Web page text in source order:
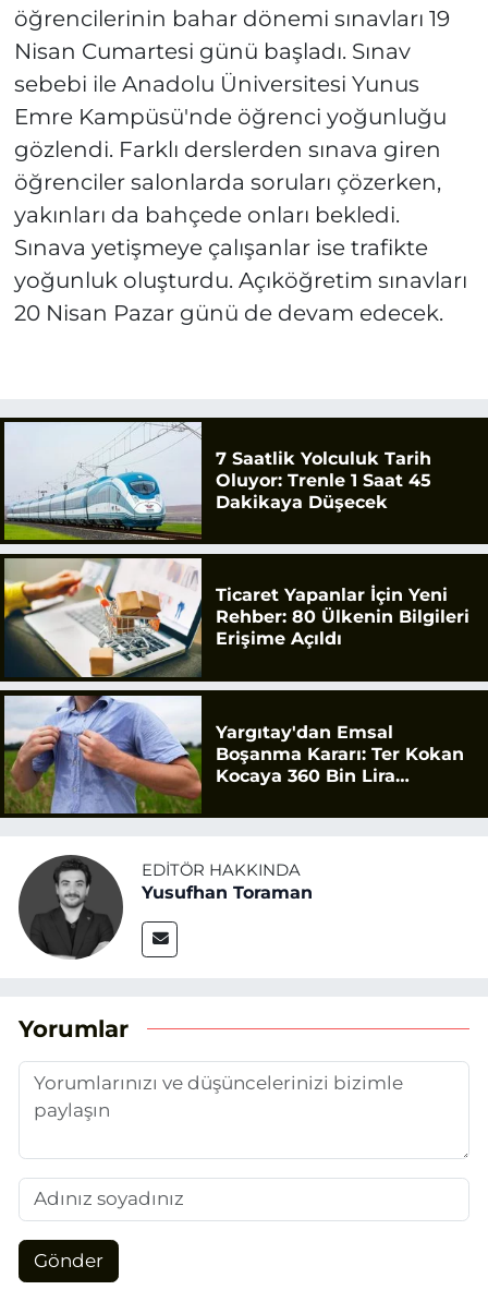
öğrencilerinin bahar dönemi sınavları 19
Nisan Cumartesi günü başladı. Sınav
sebebi ile Anadolu Üniversitesi Yunus
Emre Kampüsü'nde öğrenci yoğunluğu
gözlendi. Farklı derslerden sınava giren
öğrenciler salonlarda soruları çözerken,
yakınları da bahçede onları bekledi.
Sınava yetişmeye çalışanlar ise trafikte
yoğunluk oluşturdu. Açıköğretim sınavları
20 Nisan Pazar günü de devam edecek.
7 Saatlik Yolculuk Tarih
Oluyor: Trenle 1 Saat 45
Dakikaya Düşecek
Ticaret Yapanlar İçin Yeni
Rehber: 80 Ülkenin Bilgileri
Erişime Açıldı
Yargıtay'dan Emsal
Boşanma Kararı: Ter Kokan
Kocaya 360 Bin Lira
EDITÖR HAKKINDA
Yusufhan Toraman
Yorumlar
Gönder